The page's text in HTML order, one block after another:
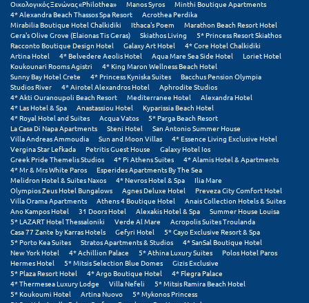
Μύκονος
Μυστράς
Μυτιλήνη
Ν
Νάξος
Νάουσα
Ναυπακτία
Ναύπλιο
Νέα Μάκρη
Νέα Στύρα Εύβοιας
Νέοι Πόροι Πιερίας
Οικολογικός Ξενώνας «Philothea»
Manos Syros
Minthi Boutique Apartments
4* Alexandra Beach Thassos Spa Resort
Acrothea Perdika
Mirabilia Boutique Hotel Chalkidiki
Ithaca's Poem
Marathon Beach Resort Hotel
Gera's Olive Grove (Elaionas Tis Geras)
Skiathos Living
5* Princess Resort Skiathos
Racconto Boutique Design Hotel
Galaxy Art Hotel
4* Core Hotel Chalkidiki
Artina Hotel
4* Belvedere Aeolis Hotel Aqua Mare Sea Side Hotel
Loriet Hotel
Koukounari Rooms Agistri
4* King Maron Wellness Beach Hotel
Sunny Bay Hotel Crete
4* Princess Kyniska Suites
Bacchus Pension Olympia
Studios River
4* Airotel Alexandros Hotel
Aphrodite Studios
4* Akti Ouranoupoli Beach Resort
Mediterranee Hotel
Alexandra Hotel
4* Las Hotel & Spa
Anastassiou Hotel
Kyparissia Beach Hotel
4* Royal Hotel and Suites
Acqua Vatos
5* Parga Beach Resort
La Casa Di Napa Apartments
Steni Hotel
San Antonio Summer House
Villa Andreas Ammoudia
Sun and Moon Villas
4* Essence Living Exclusive Hotel
Vergina Star Lefkada
Petritis Guest House
Galaxy Hotel Ios
Greek Pride Themelis Studios
4* Pi Athens Suites
4* Alamis Hotel & Apartments
4* Mr & Mrs White Paros
Esperides Apartments By The Sea
Melidron Hotel & Suites Naxos
4* Nevros Hotel & Spa
Ilia Mare
Olympios Zeus Hotel Bungalows
Agnes Deluxe Hotel
Preveza City Comfort Hotel
Villa Orama Apartments
Athens 4 Boutique Hotel
Anais Collection Hotels & Suites
Ano Kampos Hotel
31 Doors Hotel Alexakis Hotel & Spa
Summer House Louisa
5* LAZART Hotel Thessaloniki
Verde Al Mare
Acropolis Suites Troulanda
Casa 77 Zante by Karras Hotels
Gefyri Hotel
5* Cayo Exclusive Resort & Spa
5* Porto Kea Suites
Stratos Apartments & Studios
4* SanSal Boutique Hotel
New York Hotel
4* Achillion Palace 5* Athina Luxury Suites
Polos Hotel Paros
Hermes Hotel
5* Mitsis Selection Blue Domes
Gizis Exclusive
5* Plaza Resort Hotel
4* Argo Boutique Hotel
4* Flegra Palace
4* Thermesea Luxury Lodge
Villa Nefeli
5* Mitsis Ramira Beach Hotel
5* Koukoumi Hotel
Artina Nuovo
5* Mykonos Princess